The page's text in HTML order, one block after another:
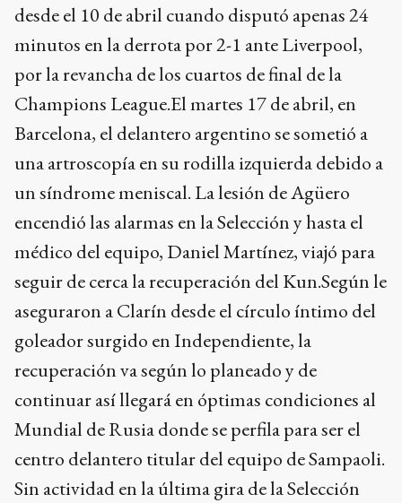
desde el 10 de abril cuando disputó apenas 24
minutos en la derrota por 2-1 ante Liverpool,
por la revancha de los cuartos de final de la
Champions League.El martes 17 de abril, en
Barcelona, el delantero argentino se sometió a
una artroscopía en su rodilla izquierda debido a
un síndrome meniscal. La lesión de Agüero
encendió las alarmas en la Selección y hasta el
médico del equipo, Daniel Martínez, viajó para
seguir de cerca la recuperación del Kun.Según le
aseguraron a Clarín desde el círculo íntimo del
goleador surgido en Independiente, la
recuperación va según lo planeado y de
continuar así llegará en óptimas condiciones al
Mundial de Rusia donde se perfila para ser el
centro delantero titular del equipo de Sampaoli.
Sin actividad en la última gira de la Selección